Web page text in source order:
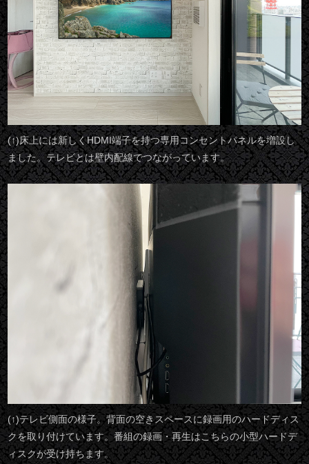
(↑)床上には新しくHDMI端子を持つ専用コンセントパネルを増設し
ました。テレビとは壁内配線でつながっています。
(↑)テレビ側面の様子。背面の空きスペースに録画用のハードディス
クを取り付けています。番組の録画・再生はこちらの小型ハードデ
ィスクが受け持ちます。